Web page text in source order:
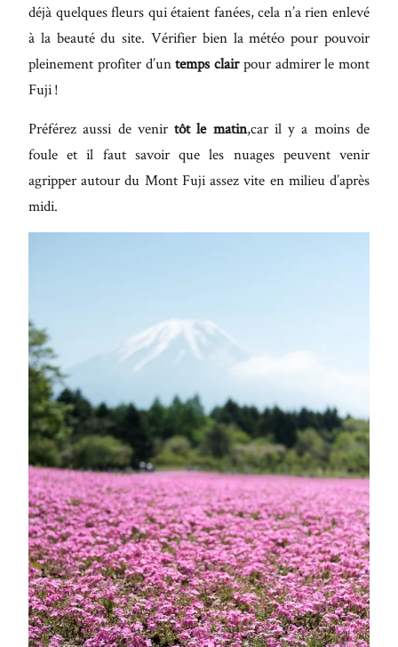
déjà quelques fleurs qui étaient fanées, cela n’a rien enlevé
à la beauté du site. Vérifier bien la météo pour pouvoir
pleinement profiter d’untemps clairpour admirer le mont
Fuji !
Préférez aussi de venirtôt le matin,car il y a moins de
foule et il faut savoir que les nuages peuvent venir
agripper autour du Mont Fuji assez vite en milieu d’après
midi.